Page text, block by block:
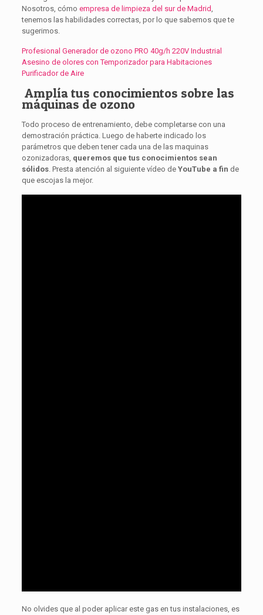
Nosotros, cómo empresa de limpieza del sur de Madrid,
tenemos las habilidades correctas, por lo que sabemos que te
sugerimos.
Profesional Generador de ozono PRO 40g/h 220V Industrial
Asesino de olores con Temporizador para Habitaciones
Purificador de Aire
Amplía tus conocimientos sobre las
máquinas de ozono
Todo proceso de entrenamiento, debe completarse con una
demostración práctica. Luego de haberte indicado los
parámetros que deben tener cada una de las maquinas
ozonizadoras, queremos que tus conocimientos sean
sólidos. Presta atención al siguiente vídeo de YouTube a fin de
que escojas la mejor.
No olvides que al poder aplicar este gas en tus instalaciones, es